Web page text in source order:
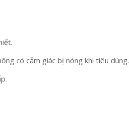
có cảm giác bị nóng khi tiêu dùng.